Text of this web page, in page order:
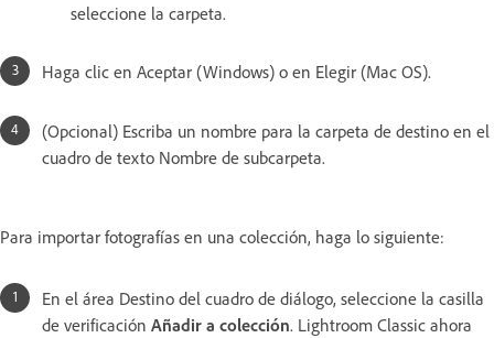
seleccione la carpeta.
Haga clic en Aceptar (Windows) o en Elegir (Mac OS).
(Opcional) Escriba un nombre para la carpeta de destino en el
cuadro de texto Nombre de subcarpeta.
Para importar fotografías en una colección, haga lo siguiente:
En el área Destino del cuadro de diálogo, seleccione la casilla
de verificación Añadir a colección. Lightroom Classic ahora